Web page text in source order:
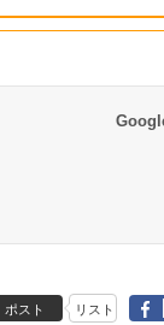
ドメモ
アイテム
オンライ
バーチャルア
を含む】 【オ
出す プロンプ
葉 AI画像生成
スプレ
節ライ
ない、大きな
読みやすい、
ポスト リスト